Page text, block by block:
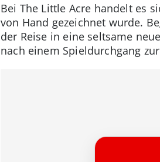
Bei The Little Acre handelt es
von Hand gezeichnet wurde.
der Reise in eine seltsame
nach einem Spieldurchgang